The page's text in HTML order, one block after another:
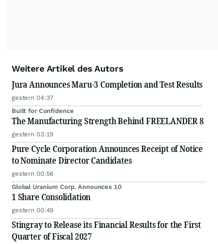
Weitere Artikel des Autors
Jura Announces Maru-3 Completion and Test Results
gestern 04:37
Built for Confidence
The Manufacturing Strength Behind FREELANDER 8
gestern 03:19
Pure Cycle Corporation Announces Receipt of Notice
to Nominate Director Candidates
gestern 00:56
Global Uranium Corp. Announces 10
1 Share Consolidation
gestern 00:49
Stingray to Release its Financial Results for the First
Quarter of Fiscal 2027